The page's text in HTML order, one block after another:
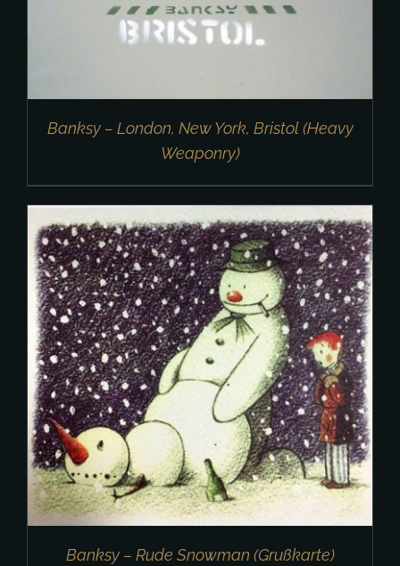
Banksy – London, New York, Bristol (Heavy
Weaponry)
Banksy – Rude Snowman (Grußkarte)